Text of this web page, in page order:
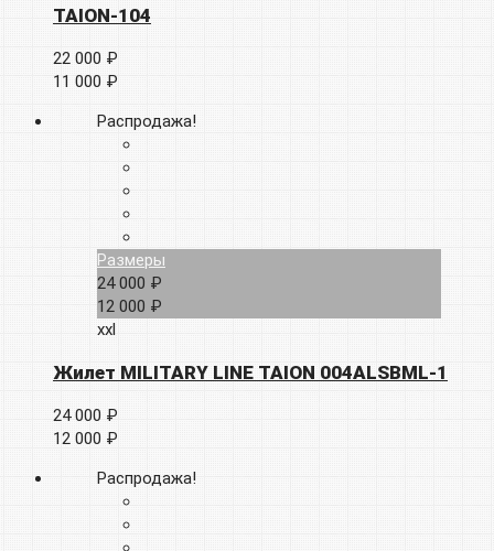
TAION-104
22 000 ₽
11 000 ₽
Распродажа!
Размеры
24 000 ₽
12 000 ₽
xxl
Жилет MILITARY LINE TAION 004ALSBML-1
24 000 ₽
12 000 ₽
Распродажа!